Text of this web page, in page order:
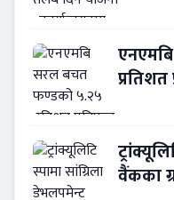
वैंकका